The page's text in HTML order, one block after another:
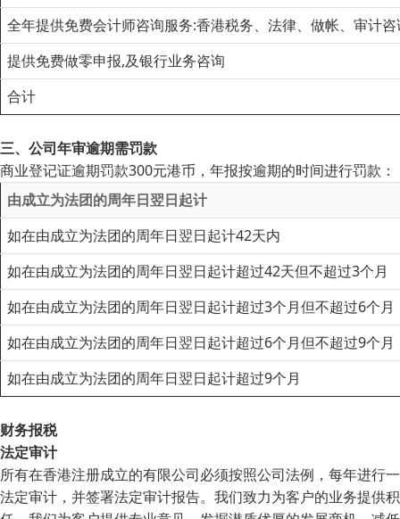
全年提供免费会计师咨询服务:香港税务、法律、做帐、审计咨
提供免费做零申报,及银行业务咨询
合计
三、公司年审逾期需罚款
商业登记证逾期罚款300元港币，年报按逾期的时间进行罚款：
由成立为法团的周年日翌日起计
如在由成立为法团的周年日翌日起计42天内
如在由成立为法团的周年日翌日起计超过42天但不超过3个月
如在由成立为法团的周年日翌日起计超过3个月但不超过6个月
如在由成立为法团的周年日翌日起计超过6个月但不超过9个月
如在由成立为法团的周年日翌日起计超过9个月
财务报税
法定审计
所有在香港注册成立的有限公司必须按照公司法例，每年进行
法定审计，并签署法定审计报告。我们致力为客户的业务提供